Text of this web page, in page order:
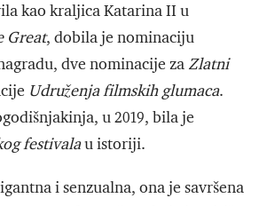
kao kraljica Katarina II u
Great, dobila je nominaciju
dve nominacije za Zlatni
Udruženja filmskih glumaca.
u 2019, bila je
festivalau istoriji.
i senzualna, ona je savršena